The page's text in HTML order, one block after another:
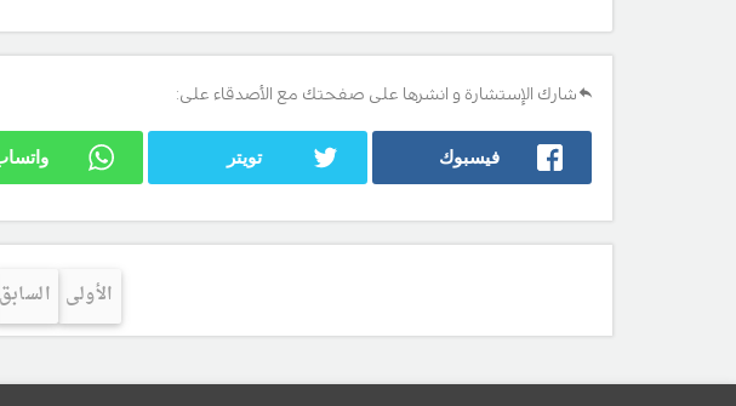
شارك الإستشارة و انشرها على صفحتك مع الأصدقاء على:
فيسبوك تويتر
الأولى السابق